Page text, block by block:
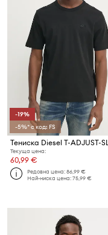
-19%
-5%* с код: FS
Текуща цена:
60,99 €
Редовна цена:86,99 €
Най-ниска цена:75,99 €